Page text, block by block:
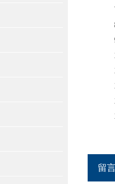
7
8
9
10
11
12
13
14
留